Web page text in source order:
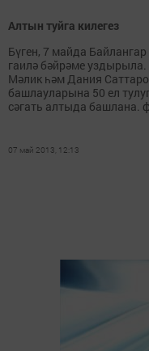
Алтын туйга килегез
Бүген, 7 майда
гаилә бәйрәме
Мәлик һәм Дания
башлауларына 50 ел
сәгать алтыда башлана.
07 май 2013, 12:13